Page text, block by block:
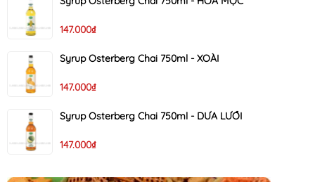
147.000₫
Syrup Osterberg Chai 750ml - XOÀI
147.000₫
Syrup Osterberg Chai 750ml - DƯA LƯỚI
147.000₫